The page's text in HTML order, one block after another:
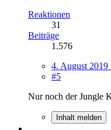
Reaktionen
31
Beiträge
1.576
4. August 2019
#5
Nur noch der Jungle
Inhalt melden